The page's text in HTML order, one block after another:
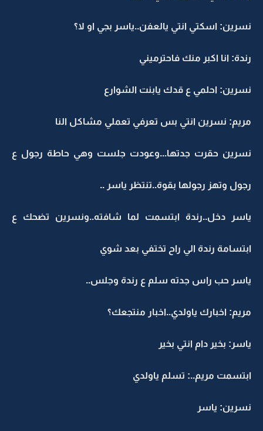
نسرين: اسكتي انتي يالعفن..ياسر بجي او لا؟
رندة: انا اكبر منك فاحترميني
نسرين: احلمي ع قدك يابنت الشوارع
مريم: نسرين انتي بس تعرفي تعملي مشاكل النا
نسرين حقرت جدتها...وعودت جلست وهي حاطة رجول ع
رجول وتهز رجولها بقوة..تنتظر ياسر ..
ياسر دخل..رندة ابتسمت لما شافته..ونسرين تضحك ع
ابتسامة رندة الي راح تختفي بعد شوي
ياسر حب راس جدته سلم ع رندة وجلس..
مريم: اخبارك ياولدي..اخبار منتجعك؟
ياسر: بخير دام انتي بخير
ابتسمت مريم..: تسلم ياولدي
نسرين: ياسر